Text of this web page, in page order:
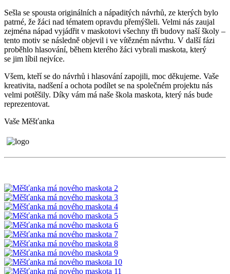
Sešla se spousta originálních a nápaditých návrhů, ze kterých bylo
patrné, že žáci nad tématem opravdu přemýšleli. Velmi nás zaujal
zejména nápad vyjádřit v maskotovi všechny tři budovy naší školy –
tento motiv se následně objevil i ve vítězném návrhu. V další fázi
proběhlo hlasování, během kterého žáci vybrali maskota, který
se jim líbil nejvíce.
Všem, kteří se do návrhů i hlasování zapojili, moc děkujeme. Vaše
kreativita, nadšení a ochota podílet se na společném projektu nás
velmi potěšily. Díky vám má naše škola maskota, který nás bude
reprezentovat.
Vaše Měšťanka